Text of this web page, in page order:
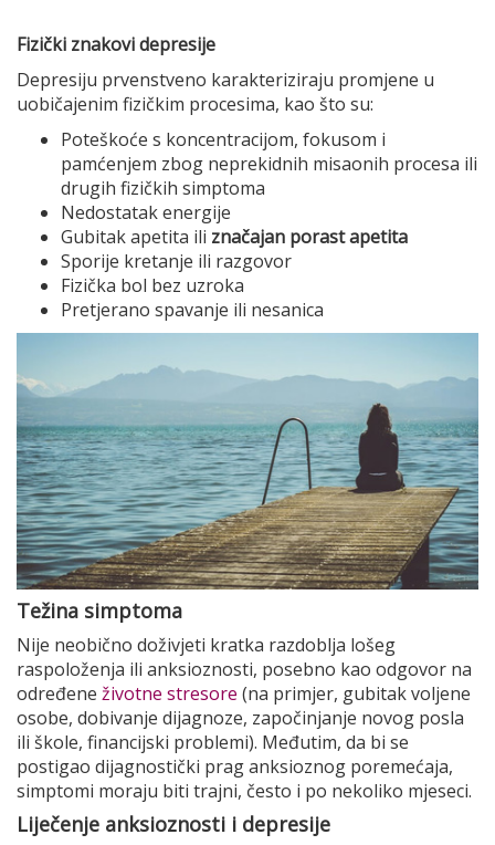
Fizički znakovi depresije
Depresiju prvenstveno karakteriziraju promjene u
uobičajenim fizičkim procesima, kao što su:
Poteškoće s koncentracijom, fokusom i
pamćenjem zbog neprekidnih misaonih procesa ili
drugih fizičkih simptoma
Nedostatak energije
Gubitak apetita ili značajan porast apetita
Sporije kretanje ili razgovor
Fizička bol bez uzroka
Pretjerano spavanje ili nesanica
Težina simptoma
Nije neobično doživjeti kratka razdoblja lošeg
raspoloženja ili anksioznosti, posebno kao odgovor na
određene životne stresore (na primjer, gubitak voljene
osobe, dobivanje dijagnoze, započinjanje novog posla
ili škole, financijski problemi). Međutim, da bi se
postigao dijagnostički prag anksioznog poremećaja,
simptomi moraju biti trajni, često i po nekoliko mjeseci.
Liječenje anksioznosti i depresije